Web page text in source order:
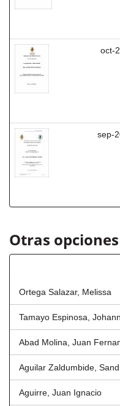
oct-
sep-
Otras
Ortega Salazar, Melissa
Tamayo Espinosa, Johann
Abad Molina, Juan
Aguilar Zaldumbide,
Aguirre, Juan Ignacio